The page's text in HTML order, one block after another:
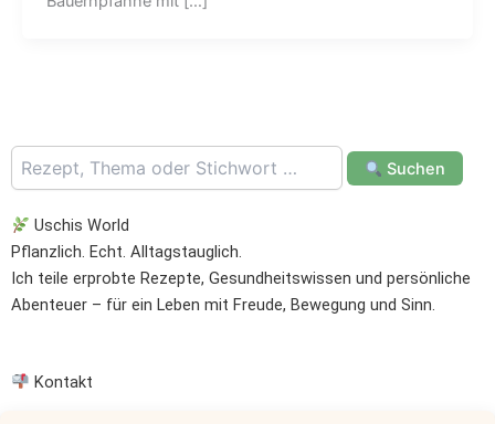
Suchen
Uschis World
Pflanzlich. Echt. Alltagstauglich.
Ich teile erprobte Rezepte, Gesundheitswissen und persönliche
Abenteuer – für ein Leben mit Freude, Bewegung und Sinn.
Kontakt